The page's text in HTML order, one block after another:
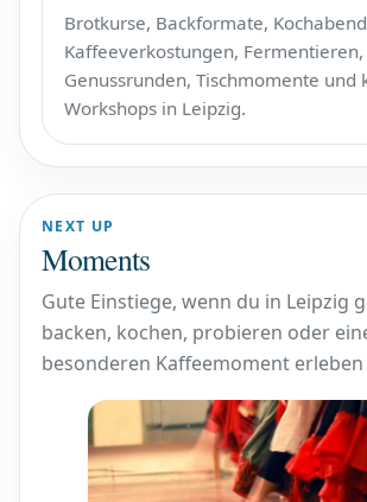
Brotkurse, Backformate,
Kaffeeverkostungen,
Genussrunden, Tischmomente und
Workshops in Leipzig.
NEXT UP
Moments
Gute Einstiege, wenn du in Leipzig
backen, kochen, probieren oder
besonderen Kaffeemoment